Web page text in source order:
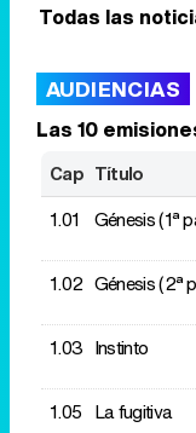
Todas las
AUDIENCIAS
Las 10
Cap Título
1.01 Génesis (1ª
1.02 Génesis (2ª
1.03 Instinto
1.05 La fugitiva